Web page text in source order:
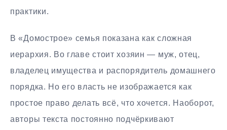
практики.
В «Домострое» семья показана как сложная
иерархия. Во главе стоит хозяин — муж, отец,
владелец имущества и распорядитель домашнего
порядка. Но его власть не изображается как
простое право делать всё, что хочется. Наоборот,
авторы текста постоянно подчёркивают